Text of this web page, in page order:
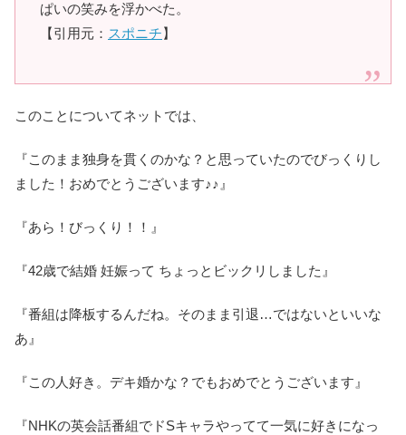
ぱいの笑みを浮かべた。
【引用元： スポニチ】
このことについてネットでは、
『このまま独身を貫くのかな？と思っていたのでびっくりし
ました！おめでとうございます♪♪』
『あら！びっくり！！』
『42歳で結婚 妊娠って ちょっとビックリしました』
『番組は降板するんだね。そのまま引退…ではないといいな
あ』
『この人好き。デキ婚かな？でもおめでとうございます』
『NHKの英会話番組でドSキャラやってて一気に好きになっ